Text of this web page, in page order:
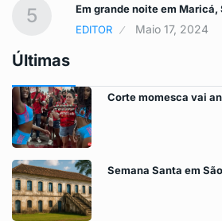
5
Em grande noite em
EDITOR
Maio 17, 2024
Últimas
Corte momesca vai
Semana Santa em